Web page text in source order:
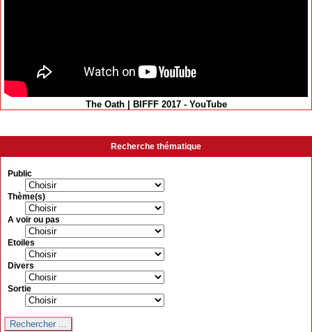
The Oath | BIFFF 2017 - YouTube
Recherche thématique
Public
Thème(s)
A voir ou pas
Etoiles
Divers
Sortie